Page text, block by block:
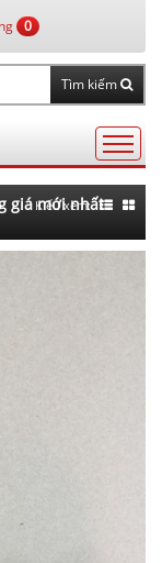
0
Tìm kiếm
giá mới nhất
Kiểu xem: